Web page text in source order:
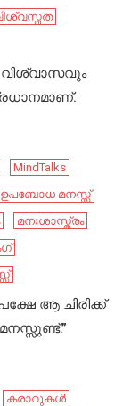
MindTalks
ഉപബോധ മനസ്സ്
മനഃശാസ്ത്രം
ആ ചിരിക്ക്
കരാറുകൾ